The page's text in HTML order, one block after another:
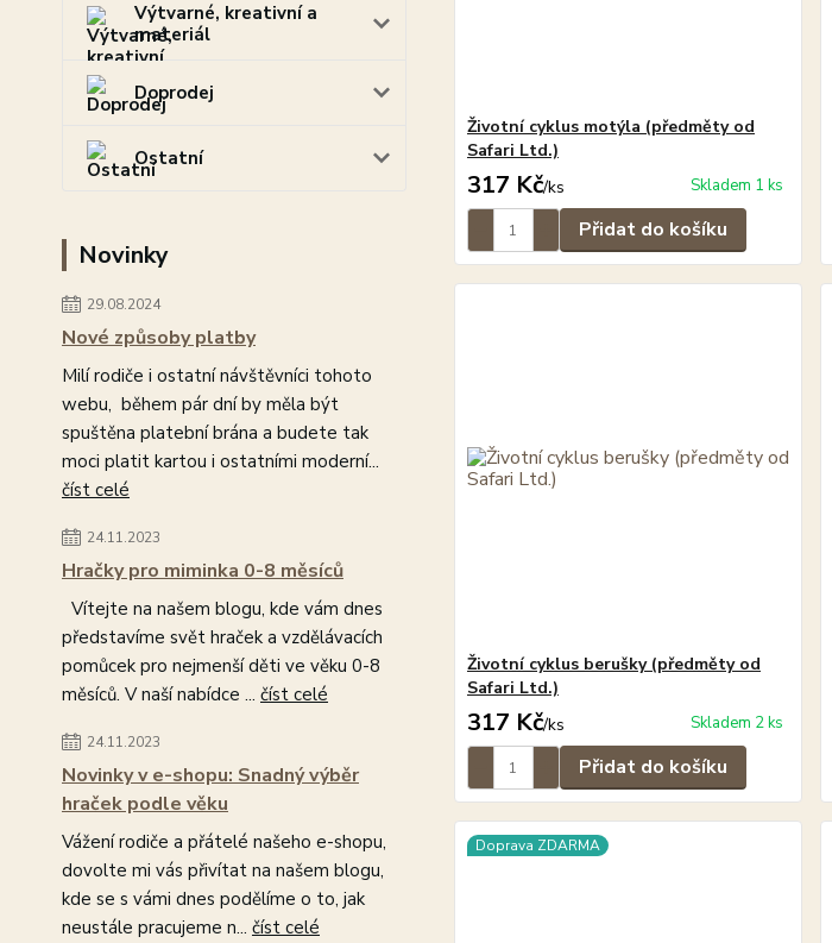
Výtvarné, kreativní a
materiál
Doprodej
Ostatní
Novinky
29.08.2024
Nové způsoby platby
Milí rodiče i ostatní návštěvníci tohoto
webu, během pár dní by měla být
spuštěna platební brána a budete tak
moci platit kartou i ostatními moderní...
číst celé
24.11.2023
Hračky pro miminka 0-8 měsíců
Vítejte na našem blogu, kde vám dnes
představíme svět hraček a vzdělávacích
pomůcek pro nejmenší děti ve věku 0-8
měsíců. V naší nabídce ... číst celé
24.11.2023
Novinky v e-shopu: Snadný výběr
hraček podle věku
Vážení rodiče a přátelé našeho e-shopu,
dovolte mi vás přivítat na našem blogu,
kde se s vámi dnes podělíme o to, jak
neustále pracujeme n... číst celé
Životní cyklus motýla (předměty od
Safari Ltd.)
317 Kč/ks Skladem 1 ks
Přidat do košíku
Životní cyklus berušky (předměty od
Safari Ltd.)
317 Kč/ks Skladem 2 ks
Přidat do košíku
Doprava ZDARMA